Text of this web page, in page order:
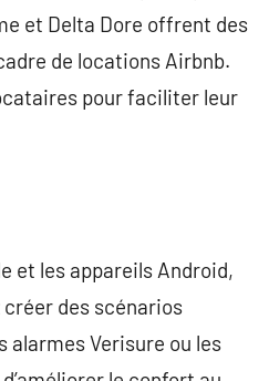
et Delta Dore offrent des
de locations Airbnb.
pour faciliter leur
et les appareils Android,
des scénarios
alarmes Verisure ou les